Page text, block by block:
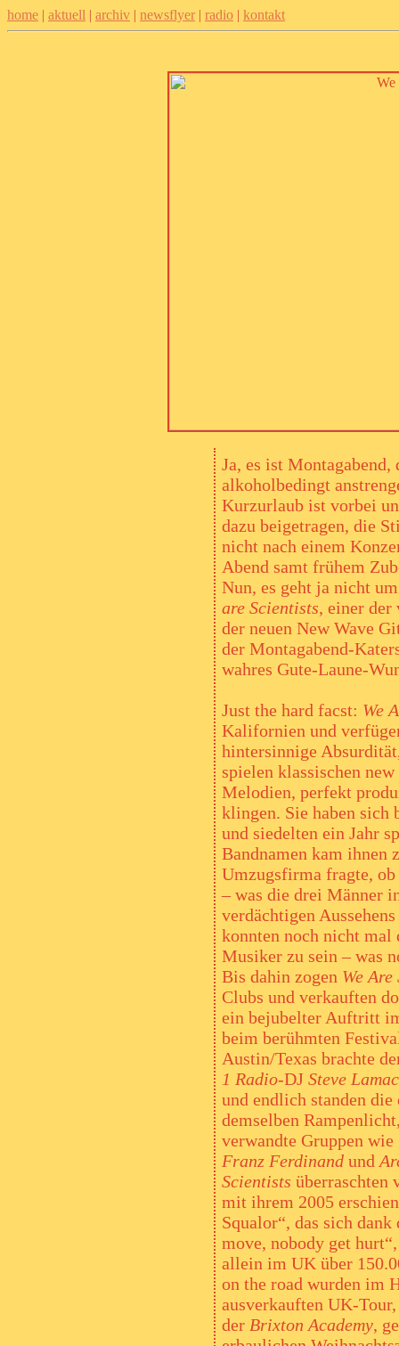
home | aktuell | archiv | newsflyer | radio | kontakt
Ja, es ist Montagabend,
alkoholbedingt
Kurzurlaub ist vorbei
dazu beigetragen, die
nicht nach einem
Abend samt frühem
Nun, es geht ja nicht
are Scientists, einer der
der neuen New Wave
der Montagabend-
wahres Gute-Laune-
Just the hard facst: We
Kalifornien und
hintersinnige
spielen klassischen
Melodien, perfekt
klingen. Sie haben sich
und siedelten ein Jahr
Bandnamen kam ihnen
Umzugsfirma fragte,
– was die drei Männer
verdächtigen
konnten noch nicht mal
Musiker zu sein – was
Bis dahin zogen We
Clubs und verkauften
ein bejubelter Auftritt
beim berühmten
Austin/Texas brachte
1 Radio-DJ Steve
und endlich standen
demselben
verwandte Gruppen wie
Franz Ferdinand und
Scientists überraschten
mit ihrem 2005
Squalor“, das sich
move, nobody get
allein im UK über
on the road wurden im
ausverkauften UK-
der Brixton Academy,